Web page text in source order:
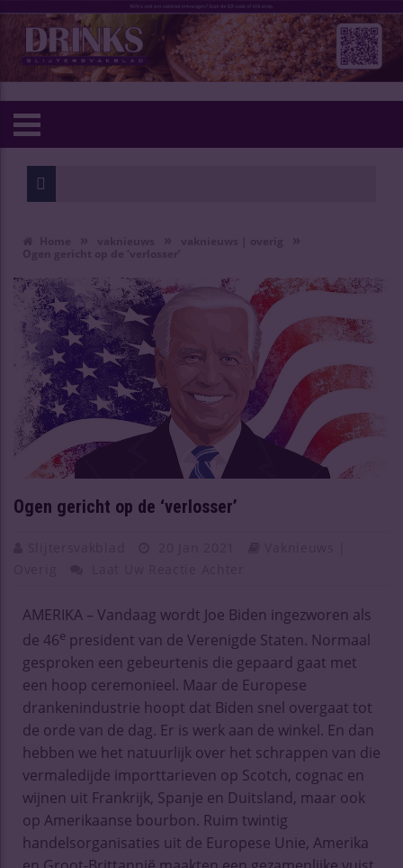
Ogen gericht op de ‘verlosser’
AMERIKA – Vandaag wordt Joe Biden ingezworen als
de 46e president van de Verenigde Staten. Normaal
gesproken een gebeurtenis die gepaard gaat met
een hoop ceremonieel. Maar de Europese
drankenindustrie hoopt dat Biden snel overgaat tot
de orde van de dag. Er is werk aan de winkel. En dan
hebben we het natuurlijk over het schrappen van die
vermaledijde importtarieven op Scotch, cognac en
wijnen uit Frankrijk, Spanje en Duitsland, maar ook
op Amerikaanse bourbon. Ruim twintig
handelsorganisaties uit de Europese Unie, Amerika